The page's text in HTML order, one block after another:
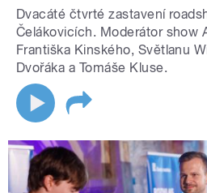
Dvacáté čtvrté zastavení
Čelákovicích. Moderátor show
Františka Kinského, Světlanu
Dvořáka a Tomáše Kluse.